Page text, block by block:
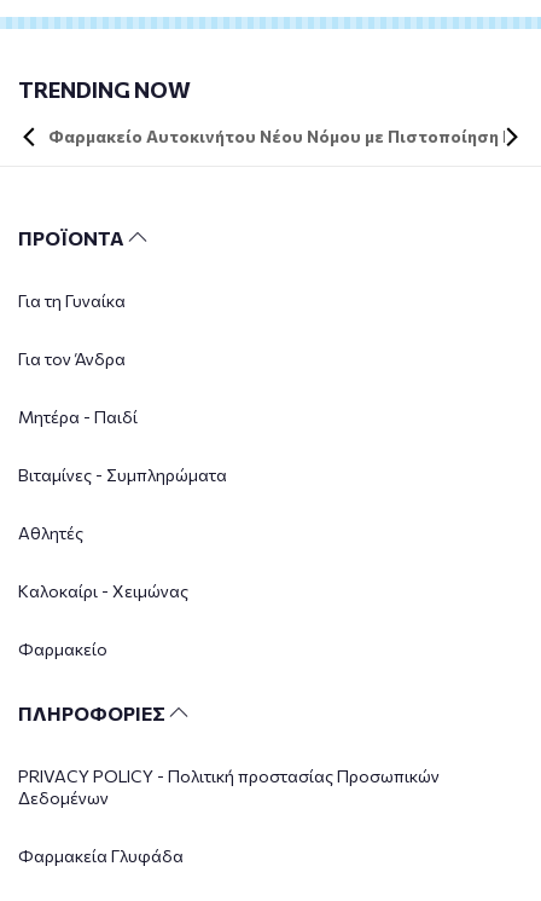
TRENDING NOW
Φαρμακείο Αυτοκινήτου Νέου Νόμου με Πιστοποίηση DIN
ΠΡΟΪΟΝΤΑ
Για τη Γυναίκα
Για τον Άνδρα
Μητέρα - Παιδί
Βιταμίνες - Συμπληρώματα
Αθλητές
Καλοκαίρι - Χειμώνας
Φαρμακείο
ΠΛΗΡΟΦΟΡΙΕΣ
PRIVACY POLICY - Πολιτική προστασίας Προσωπικών
Δεδομένων
Φαρμακεία Γλυφάδα